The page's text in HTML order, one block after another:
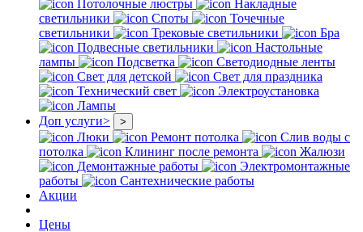
Потолочные люстры
Накладные
светильники
Споты
Точечные
светильники
Трековые светильники
Бра
Подвесные светильники
Настольные
лампы
Подсветка
Светодиодные ленты
Свет для детской
Свет для праздника
Технический свет
Электроустановка
Лампы
Доп услуги> >
Люки Ремонт потолка
Слив воды с
потолка
Клининг после ремонта
Жалюзи
Демонтажные работы
Электромонтажные
работы
Сантехнические работы
Акции
Цены